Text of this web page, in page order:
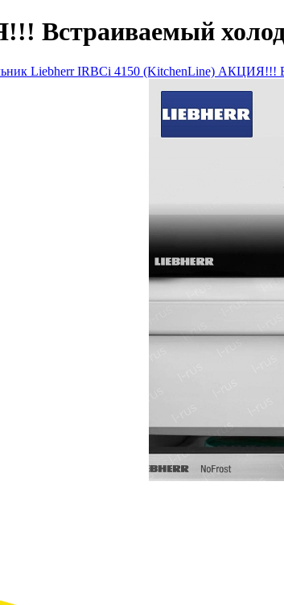
Встраиваемый
Liebherr IRBCi 4150 (KitchenLine) АКЦИЯ!!!